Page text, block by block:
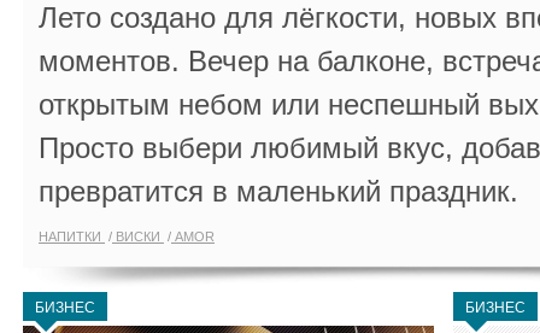
Лето создано для лёгкости, новых
моментов. Вечер на балконе,
открытым небом или неспешный
Просто выбери любимый вкус,
превратится в маленький праздник.
НАПИТКИ ВИСКИ AMOR
БИЗНЕС БИЗНЕС